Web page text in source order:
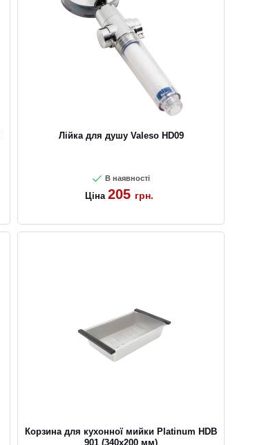
Лійка для душу Valeso HD09
В наявності
Ціна 205 грн.
Корзина для кухонної мийки Platinum HDB
901 (340x200 мм)